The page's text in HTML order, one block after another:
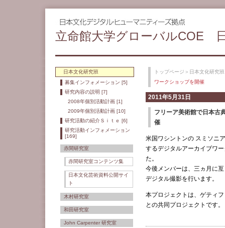
立命館大学グローバルCOE
日本文化研究班
募集インフォメーション [5]
研究内容の説明 [7]
2008年個別活動計画 [1]
2009年個別活動計画 [10]
研究活動の紹介Ｓｉｔｅ [6]
研究活動インフォメーション
[169]
赤間研究室
赤間研究室コンテンツ集
日本文化芸術資料公開サイ
ト
木村研究室
和田研究室
John Carpenter 研究室
トップページ ＞ 日本文化研究班
ワークショップを開催
2011年5月31日
フリーア美術館で日本古
催
米国ワシントンの スミソニ
するデジタルアーカイブワ
た。
今後メンバーは、三ヵ月に
デジタル撮影を行います。
本プロジェクトは、ゲティ
との共同プロジェクトです。